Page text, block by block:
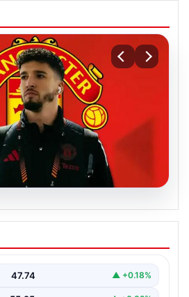
Altay Bayındır’ın
Duyurdu
ve transferde sona…
47.74 ▲ +0.18%